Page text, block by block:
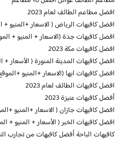
افضل مطاعم الطائف لعام 2023
افضل كافيهات الرياض ( الاسعار +المنيو +
افضل كافيهات جدة (الاسعار + المنيو +
افضل كافيهات مكة 2023
افضل كافيهات المدينة المنورة ( الأسعار +
افضل كافيهات ابها (الاسعار +المنيو
افضل كافيهات الطائف لعام 2023
أفضل كافيهات عنيزة 2023
افضل كافيهات جازان ( الاسعار +المنيو
افضل كافيهات الخبر ( الأسعار + المنيو +
كافيهات الباحة أفضل كافيهات من تجارب